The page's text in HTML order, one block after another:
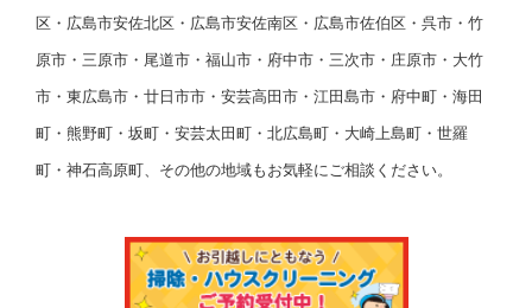
区・広島市安佐北区・広島市安佐南区・広島市佐伯区・呉市・竹
原市・三原市・尾道市・福山市・府中市・三次市・庄原市・大竹
市・東広島市・廿日市市・安芸高田市・江田島市・府中町・海田
町・熊野町・坂町・安芸太田町・北広島町・大崎上島町・世羅
町・神石高原町、その他の地域もお気軽にご相談ください。